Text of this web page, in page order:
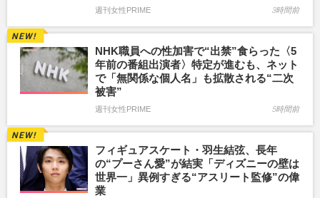
週刊女性PRIME 3時間前
NHK職員への性加害で“出禁”食らった〈5
年前の番組出演者〉特定が進むも、ネット
で「無関係な個人名」も拡散される“二次
被害”
週刊女性PRIME 5時間前
フィギュアスケート・羽生結弦、長年
の“プーさん愛”が結実「ディズニーの壁は
世界一」異例すぎる“アスリート監修”の偉
業